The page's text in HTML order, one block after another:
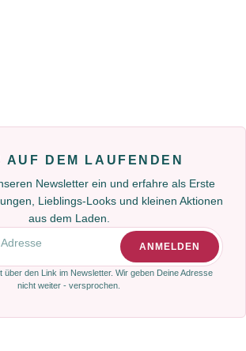
AUF DEM LAUFENDEN
Newsletter ein und erfahre als Erste
Lieblings-Looks und kleinen Aktionen
aus dem Laden.
ANMELDEN
über den Link im Newsletter. Wir geben Deine Adresse
nicht weiter - versprochen.